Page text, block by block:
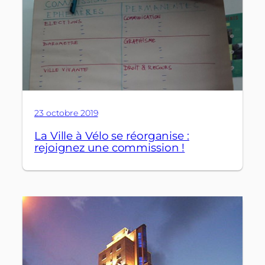
23 octobre 2019
La Ville à Vélo se réorganise :
rejoignez une commission !